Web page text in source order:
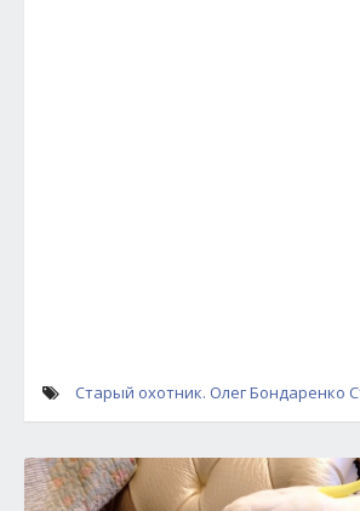
Старый охотник. Олег Бондаренко